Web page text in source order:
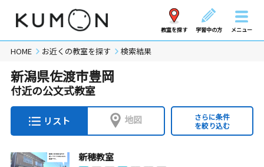
教室を探す 学習中の方 メニュー
HOME お近くの教室を探す 検索結果
新潟県佐渡市豊岡
付近の公文式教室
リスト 地図
さらに条件
を絞り込む
新穂教室